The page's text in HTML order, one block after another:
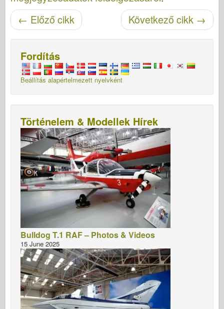
Cikk navigáció Következő cikk →
← Előző cikk
Fordítás
Beállítás alapértelmezett nyelvként
Történelem & Modellek Hírek
Bulldog T.1 RAF – Photos & Videos
15 June 2025